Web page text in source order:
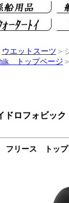
ウエットスーツ ＞
トップページ
ドロフォビッ
フリース ト